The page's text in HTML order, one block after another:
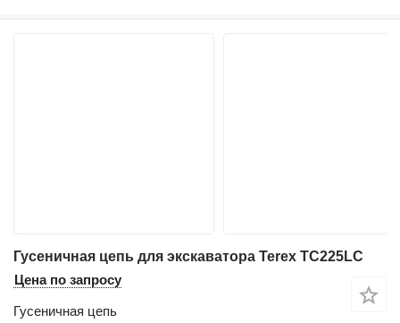
Гусеничная цепь для экскаватора Terex TC225LC
Цена по запросу
Гусеничная цепь